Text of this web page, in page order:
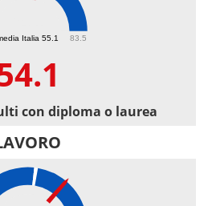
Italia 55.1 83.5
con diploma o laurea